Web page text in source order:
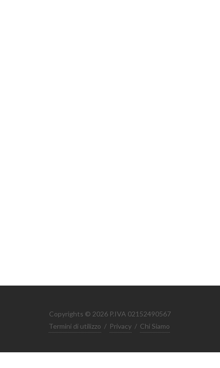
Copyrights © 2026 P.IVA 02152490567
Termini di utilizzo / Privacy / Chi Siamo